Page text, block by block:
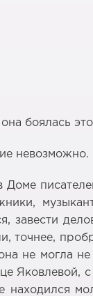
боялась
невозможно.
завести
точнее,
не могла
Яковлевой,